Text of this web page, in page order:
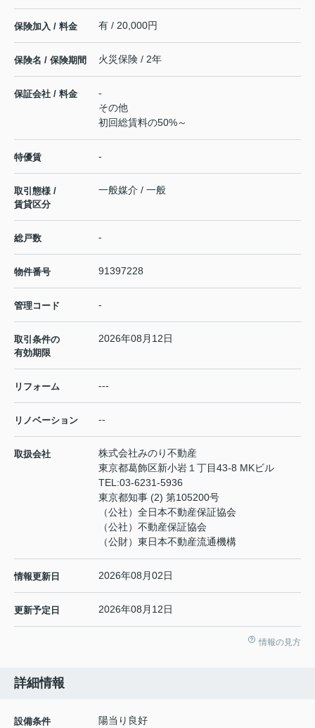
保険加入 / 料金 有 / 20,000円
保険名 / 保険期間 火災保険 / 2年
保証会社 / 料金
-
その他
初回総賃料の50%～
特優賃 -
取引態様 /
賃貸区分
一般媒介 / 一般
総戸数 -
物件番号 91397228
管理コード -
取引条件の
有効期限
2026年08月12日
リフォーム ---
リノベーション --
取扱会社
株式会社みのり不動産
東京都葛飾区新小岩１丁目43-8 MKビル
TEL:03-6231-5936
東京都知事 (2) 第105200号
（公社）全日本不動産保証協会
（公社）不動産保証協会
（公財）東日本不動産流通機構
情報更新日 2026年08月02日
更新予定日 2026年08月12日
情報の見方
詳細情報
設備条件
陽当り良好